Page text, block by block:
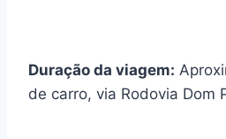
Duração da viagem:
de carro, via Rodovia Dom